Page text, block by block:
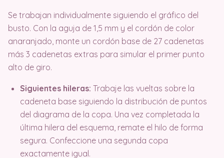
Se trabajan individualmente siguiendo el gráfico del
busto. Con la aguja de 1,5 mm y el cordón de color
anaranjado, monte un cordón base de 27 cadenetas
más 3 cadenetas extras para simular el primer punto
alto de giro.
Siguientes hileras: Trabaje las vueltas sobre la
cadeneta base siguiendo la distribución de puntos
del diagrama de la copa. Una vez completada la
última hilera del esquema, remate el hilo de forma
segura. Confeccione una segunda copa
exactamente igual.